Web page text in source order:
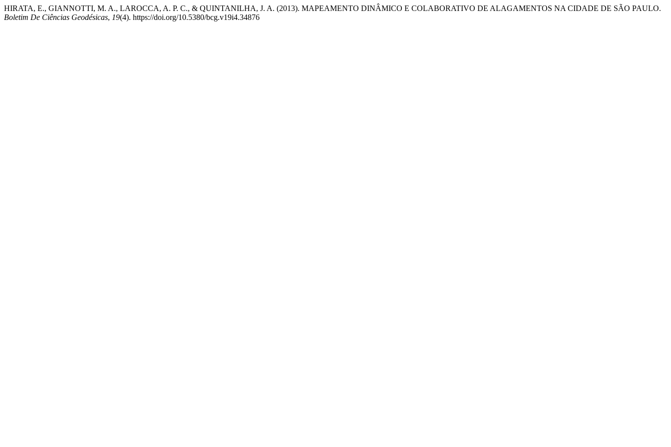
HIRATA, E., GIANNOTTI, M. A., LAROCCA, A. P. C., & QUINTANILHA, J. A. (2013). MAPEAMENTO DINÂMICO E COLABORATIVO DE ALAGAMENTOS NA CIDADE DE SÃO PAULO.
Boletim De Ciências Geodésicas, 19(4). https://doi.org/10.5380/bcg.v19i4.34876